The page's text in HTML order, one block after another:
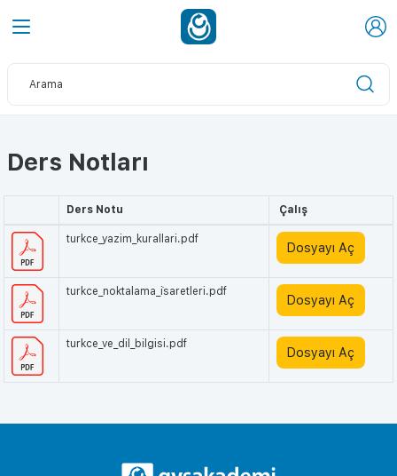
Ders Notları
Ders Notu Çalış
turkce_yazim_kurallari.pdf
Dosyayı Aç
turkce_noktalama_i̇saretleri.pdf
Dosyayı Aç
turkce_ve_dil_bilgisi.pdf
Dosyayı Aç